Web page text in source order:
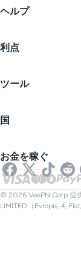
iOS VPN
Firefox
無料VPN
VPNダウンロード
価格
学生割引
ブログ
ヘルプ
お問い合わせ
プライバシーポリ
クッキープリファ
利点
インターネットプ
匿名IP
ストリーミング用
Netflix用VPN
ツール
あなたのIPを隠す
オンラインSMS
リンクチェッカー
ファイルチェック
国
イギリスVPN
カナダVPN
トルコVPN
お金を稼ぐ
アフィリエイト
© 2026 VeePN Corp.提
LIMITED（Evropis, 4,